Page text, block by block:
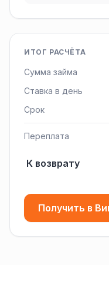
ИТОГ РАСЧЁТА
Сумма займа
Ставка в день
Срок
Переплата
К возврату
Получить в